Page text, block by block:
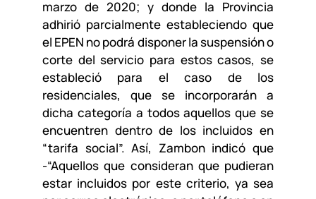
marzo de 2020; y donde la Provincia
adhirió parcialmente estableciendo que
el EPEN no podrá disponer la suspensión o
corte del servicio para estos casos, se
estableció para el caso de los
residenciales, que se incorporarán a
dicha categoría a todos aquellos que se
encuentren dentro de los incluidos en
“tarifa social”. Así, Zambon indicó que
-“Aquellos que consideran que pudieran
estar incluidos por este criterio, ya sea